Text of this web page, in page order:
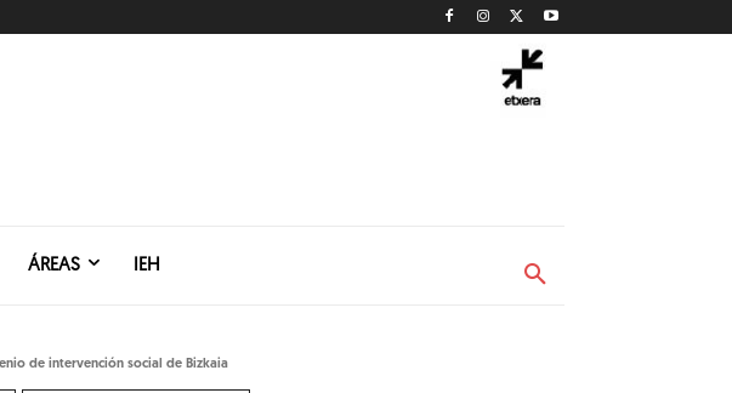
ÁREAS IEH
de intervención social de Bizkaia